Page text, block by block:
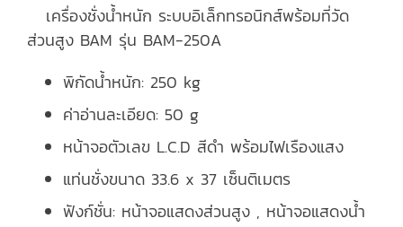
เครื่องชั่งน้ำหนัก ระบบอิเล็กทรอนิกส์พร้อมที่วัด
ส่วนสูง BAM รุ่น BAM-250A
พิกัดน้ำหนัก: 250 kg
ค่าอ่านละเอียด: 50 g
หน้าจอตัวเลข L.C.D สีดำ พร้อมไฟเรืองแสง
แท่นชั่งขนาด 33.6 x 37 เซ็นติเมตร
ฟังก์ชั่น: หน้าจอแสดงส่วนสูง , หน้าจอแสดงน้ำ